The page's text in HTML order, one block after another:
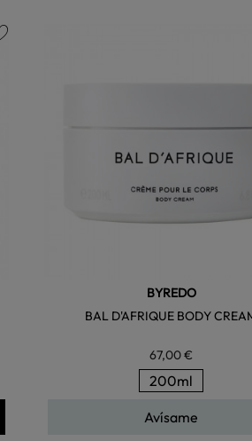
BYREDO
BAL D'AFRIQUE BODY
67,00 €
200ml
Avísame